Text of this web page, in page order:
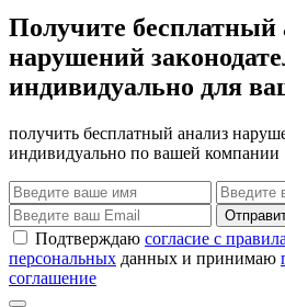
Получите бесплатный
нарушений
индивидуально для
получить бесплатный анализ
индивидуально по вашей компании
Подтверждаю согласие с
персональных данных и принимаю
соглашение